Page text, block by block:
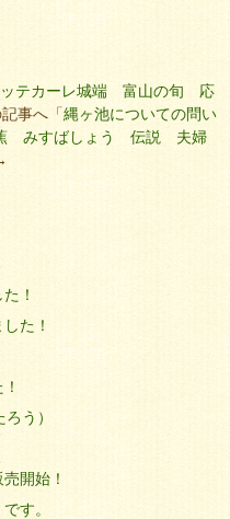
テカーレ城端 富山の旬 応
事へ「縄ヶ池についての問い
蕉 みすばしょう 伝説 夫婦
！
た！
ろう）
開始！
す。